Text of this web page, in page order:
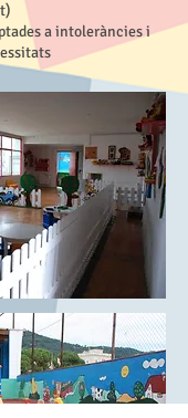
a intoleràncies i